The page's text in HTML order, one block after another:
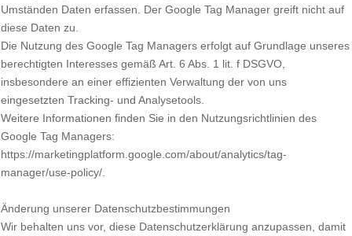
Umständen Daten erfassen. Der Google Tag Manager greift nicht auf
diese Daten zu.
Die Nutzung des Google Tag Managers erfolgt auf Grundlage unseres
berechtigten Interesses gemäß Art. 6 Abs. 1 lit. f DSGVO,
insbesondere an einer effizienten Verwaltung der von uns
eingesetzten Tracking- und Analysetools.
Weitere Informationen finden Sie in den Nutzungsrichtlinien des
Google Tag Managers:
https://marketingplatform.google.com/about/analytics/tag-
manager/use-policy/.
Änderung unserer Datenschutzbestimmungen
Wir behalten uns vor, diese Datenschutzerklärung anzupassen, damit